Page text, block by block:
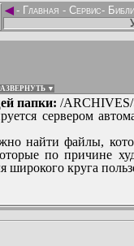
◄- Главная - Сервис-
▼
папки: /
сервером
найти файлы,
по причине
широкого круга